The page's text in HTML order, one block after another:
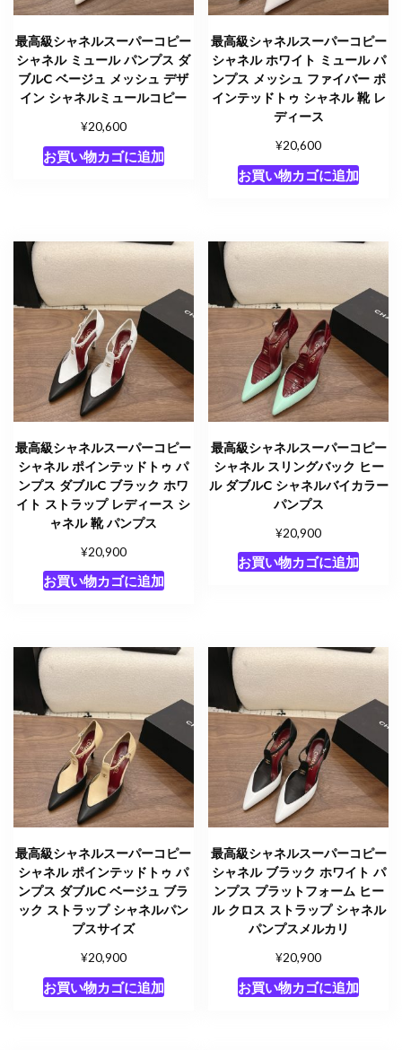
最高級シャネルスーパーコピー
シャネル ミュール パンプス ダ
ブルC ベージュ メッシュ デザ
イン シャネルミュールコピー
¥20,600
お買い物カゴに追加
最高級シャネルスーパーコピー
シャネル ホワイト ミュール パ
ンプス メッシュ ファイバー ポ
インテッドトゥ シャネル 靴 レ
ディース
¥20,600
お買い物カゴに追加
最高級シャネルスーパーコピー
シャネル ポインテッドトゥ パ
ンプス ダブルC ブラック ホワ
イト ストラップ レディース シ
ャネル 靴 パンプス
¥20,900
お買い物カゴに追加
最高級シャネルスーパーコピー
シャネル スリングバック ヒー
ル ダブルC シャネルバイカラー
パンプス
¥20,900
お買い物カゴに追加
最高級シャネルスーパーコピー
シャネル ポインテッドトゥ パ
ンプス ダブルC ベージュ ブラ
ック ストラップ シャネルパン
プスサイズ
¥20,900
お買い物カゴに追加
最高級シャネルスーパーコピー
シャネル ブラック ホワイト パ
ンプス プラットフォーム ヒー
ル クロス ストラップ シャネル
パンプスメルカリ
¥20,900
お買い物カゴに追加